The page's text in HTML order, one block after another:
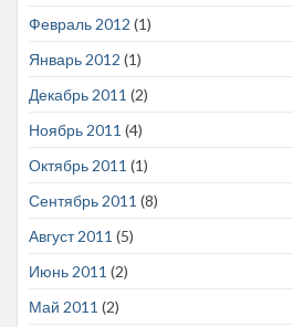
Февраль 2012 (1)
Январь 2012 (1)
Декабрь 2011 (2)
Ноябрь 2011 (4)
Октябрь 2011 (1)
Сентябрь 2011 (8)
Август 2011 (5)
Июнь 2011 (2)
Май 2011 (2)